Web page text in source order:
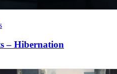
– Hibernation